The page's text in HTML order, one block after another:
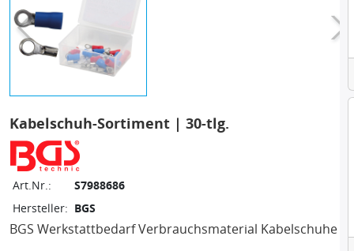
Kabelschuh-Sortiment | 30-tlg.
Art.Nr.:
S7988686
Hersteller: BGS
BGS Werkstattbedarf Verbrauchsmaterial Kabelschuhe